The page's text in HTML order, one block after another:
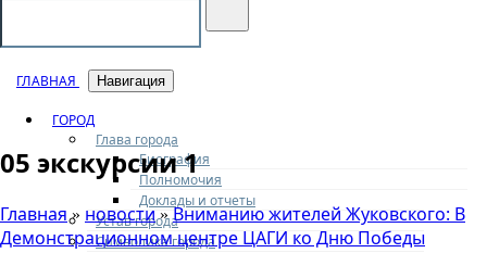
ГЛАВНАЯ Навигация
ГОРОД
Глава города
Биография
Полномочия
Доклады и отчеты
Устав города
Символика города
05 экскурсии 1
Главная» новости»Вниманию жителей Жуковского: В
Демонстрационном центре ЦАГИ ко Дню Победы